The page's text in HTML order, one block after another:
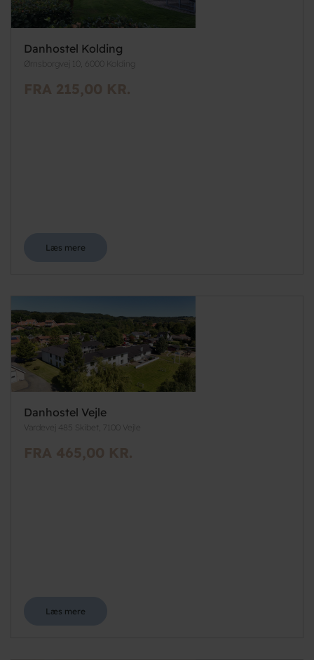
Danhostel Kolding
Ørnsborgvej 10, 6000 Kolding
FRA 215,00 KR.
Læs mere
Danhostel Vejle
Vardevej 485 Skibet, 7100 Vejle
FRA 465,00 KR.
Læs mere